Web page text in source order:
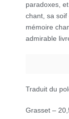
paradoxes,
chant, sa
mémoire
admirable
Traduit du
Grasset –